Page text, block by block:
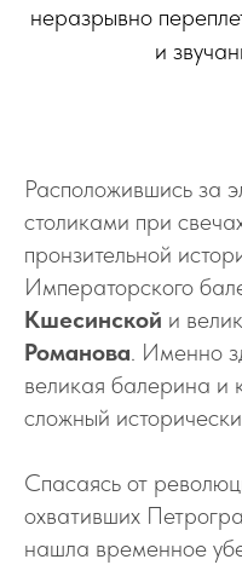
неразрывно
и
Расположившись за
столиками при
пронзительной
Императорского
Кшесинской и
Романова. Именно
великая балерина и
сложный
Спасаясь от
охвативших
нашла временное